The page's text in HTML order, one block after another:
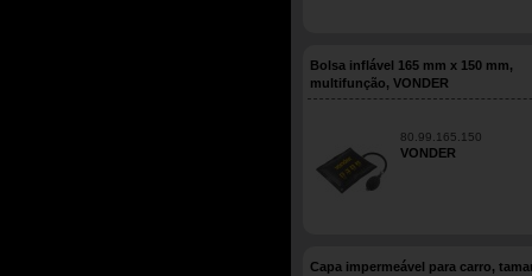
Bolsa inflável 165 mm x 150 mm,
multifunção, VONDER
80.99.165.150
VONDER
Capa impermeável para carro,